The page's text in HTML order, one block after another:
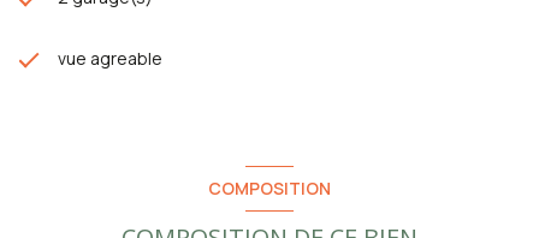
vue agreable
COMPOSITION